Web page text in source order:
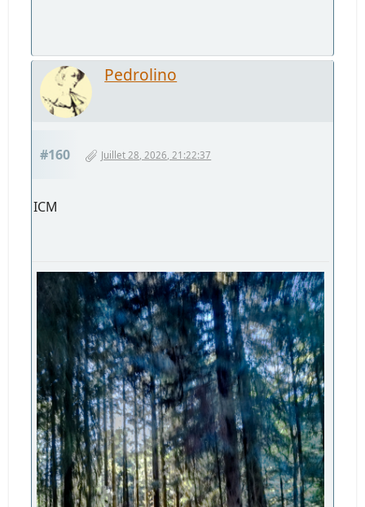
Pedrolino
#160 Juillet 28, 2026, 21:22:37
ICM